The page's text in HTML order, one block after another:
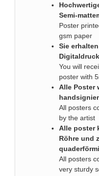
Semi-
Poster
gsm paper
Sie
You will
poster with
Alle Poster
All posters
by the artist
Alle poster
Röhre und
All posters
very sturdy